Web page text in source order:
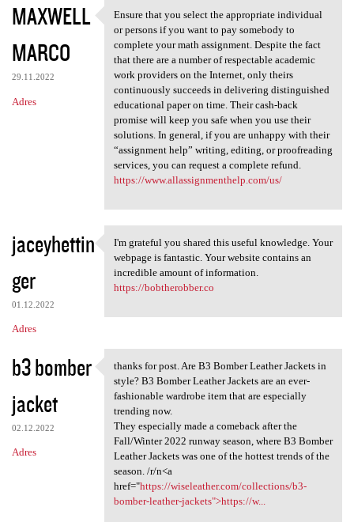
MAXWELL
MARCO
29.11.2022
Adres
Ensure that you select the
Ensure that you select the appropriate individual
or persons if you want to pay somebody to
complete your math assignment. Despite the fact
that there are a number of respectable academic
work providers on the Internet, only theirs
continuously succeeds in delivering distinguished
educational paper on time. Their cash-back
promise will keep you safe when you use their
solutions. In general, if you are unhappy with their
“assignment help” writing, editing, or proofreading
services, you can request a complete refund.
https://www.allassignmenthelp.com/us/
jaceyhettin
ger
01.12.2022
Adres
I'm grateful you shared this
I'm grateful you shared this useful knowledge. Your
webpage is fantastic. Your website contains an
incredible amount of information.
https://bobtherobber.co
b3 bomber
jacket
02.12.2022
Adres
thanks for post. Are B3
thanks for post. Are B3 Bomber Leather Jackets in
style? B3 Bomber Leather Jackets are an ever-
fashionable wardrobe item that are especially
trending now.
They especially made a comeback after the
Fall/Winter 2022 runway season, where B3 Bomber
Leather Jackets was one of the hottest trends of the
season. /r/n<a
href="https://wiseleather.com/collections/b3-
bomber-leather-jackets">https://w...